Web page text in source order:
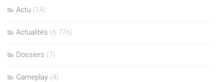
Actu (14)
Actualités (6 776)
Dossiers (7)
Gameplay (4)